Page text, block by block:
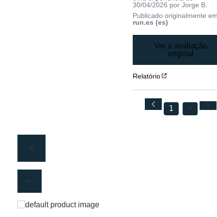
30/04/2026 porJorge B.
Publicado originalmente
run.es (es)
Ver a avaliação
original
Relatório
1 4